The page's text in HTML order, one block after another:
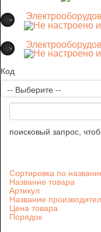
Код
поисковый запрос,
Название товара
Артикул
Название
Цена товара
Порядок